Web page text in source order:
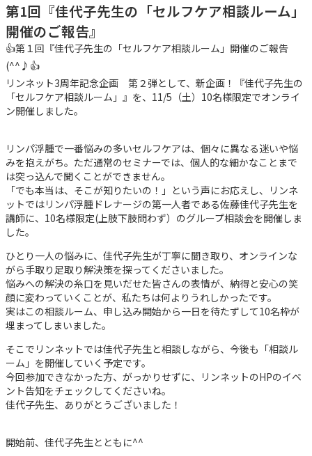
第1回『佳代子先生の「セルフケア相談ルーム」
開催のご報告』
👍第１回『佳代子先生の「セルフケア相談ルーム」開催のご報告
(^^♪👍
リンネット3周年記念企画 第２弾として、新企画！『佳代子先生の
「セルフケア相談ルーム」』を、11/5（土）10名様限定でオンライ
ン開催しました。
リンパ浮腫で一番悩みの多いセルフケアは、個々に異なる迷いや悩
みを抱えがち。ただ通常のセミナーでは、個人的な細かなことまで
は突っ込んで聞くことができません。
「でも本当は、そこが知りたいの！」という声にお応えし、リンネ
ットではリンパ浮腫ドレナージの第一人者である佐藤佳代子先生を
講師に、10名様限定(上肢下肢問わず）のグループ相談会を開催しま
した。
ひとり一人の悩みに、佳代子先生が丁寧に聞き取り、オンラインな
がら手取り足取り解決策を探ってくださいました。
悩みへの解決の糸口を見いだせた皆さんの表情が、納得と安心の笑
顔に変わっていくことが、私たちは何よりうれしかったです。
実はこの相談ルーム、申し込み開始から一日を待たずして10名枠が
埋まってしまいました。
そこでリンネットでは佳代子先生と相談しながら、今後も「相談ル
ーム」を開催していく予定です。
今回参加できなかった方、がっかりせずに、リンネットのHPのイベ
ント告知をチェックしてくださいね。
佳代子先生、ありがとうございました！
開始前、佳代子先生とともに^^